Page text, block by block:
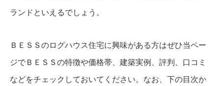
ランドといえるでしょう。
ＢＥＳＳのログハウス住宅に興味がある方はぜひ当ペー
ジでＢＥＳＳの特徴や価格帯、建築実例、評判、口コミ
などをチェックしておいてください。なお、下の目次か